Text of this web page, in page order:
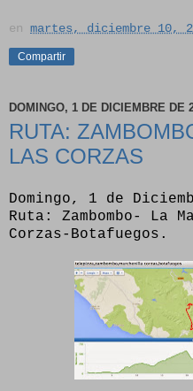
en martes, diciembre 10,
Compartir
DOMINGO, 1 DE DICIEMBRE DE
RUTA:
LAS CORZAS
Domingo, 1 de
Ruta: Zambombo- La
Corzas-Botafuegos.